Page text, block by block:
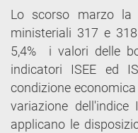
Lo scorso marzo
ministeriali 317 e
5,4% i valori delle
indicatori ISEE ed
condizione
variazione
applicano le